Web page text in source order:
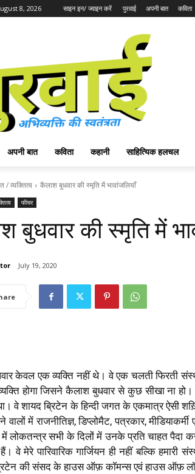
8, 2026 साइन इन/ ज्वाइन करें पुरवाई अपनी बात कविता
अपनी बात कविता कहानी साहित्यिक हलचल
/ व्यक्तित्व कैलाश बुधवार की स्मृति में भावांजलियाँ
फीचर
बुधवार की स्मृति में
July 19, 2020
केवल एक व्यक्ति नहीं थे। वे एक चलती फिरती
होगा जिसने कैलाश बुधवार से कुछ सीखा ना
वे शायद ब्रिटेन के हिन्दी जगत के एकमात्र ऐसी
में राजनीतिज्ञ, डिप्लोमैट, पत्रकार,
में लोकतन्त्र सभी के दिलों में उनके प्रति चाहत
हैं। वे मेरे पारिवारिक गार्जियन ही नहीं बल्कि
की संसद के हाउस ऑफ़ कॉमन्स एवं हाउस ऑफ़